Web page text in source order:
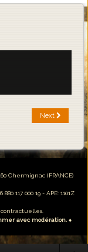
Next
Chermignac (FRANCE)
117 000 19 - APE: 1101Z
avec modération. ♦